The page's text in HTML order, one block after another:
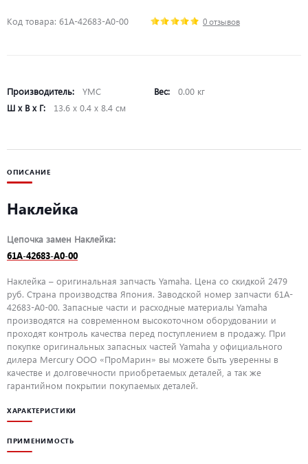
Код товара: 61A-42683-A0-00 0 отзывов
Производитель: YMC Вес:
0.00 кг
Ш х В х Г:
13.6 х 0.4 х 8.4 см
ОПИСАНИЕ
Наклейка
Цепочка замен Наклейка:
61A-42683-A0-00
Наклейка – оригинальная запчасть Yamaha. Цена со скидкой 2479
руб. Страна производства Япония. Заводской номер запчасти 61A-
42683-A0-00. Запасные части и расходные материалы Yamaha
производятся на современном высокоточном оборудовании и
проходят контроль качества перед поступлением в продажу. При
покупке оригинальных запасных частей Yamaha у официального
дилера Mercury ООО «ПроМарин» вы можете быть уверенны в
качестве и долговечности приобретаемых деталей, а так же
гарантийном покрытии покупаемых деталей.
ХАРАКТЕРИСТИКИ
ПРИМЕНИМОСТЬ